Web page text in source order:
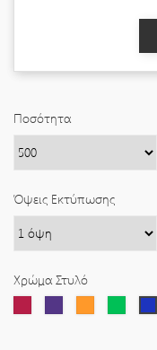
Ποσότητα
Όψεις Εκτύπωσης
Χρώμα Στυλό